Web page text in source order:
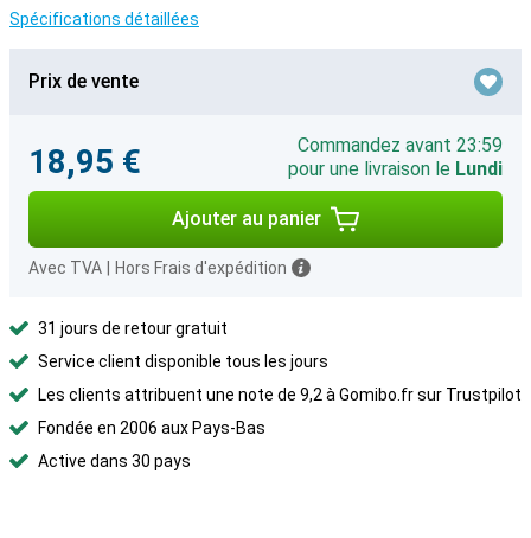
Spécifications détaillées
Prix de vente
18,95 €
Commandez avant 23:59
pour une livraison le Lundi
Ajouter au panier
Avec TVA Hors Frais d'expédition
31 jours de retour gratuit
Service client disponible tous les jours
Les clients attribuent une note de 9,2 à Gomibo.fr sur Trustpilot
Fondée en 2006 aux Pays-Bas
Active dans 30 pays